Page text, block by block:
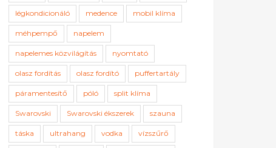
légkondicionáló medence mobil klíma
méhpempő napelem
napelemes közvilágítás nyomtató
olasz fordítás olasz fordító puffertartály
páramentesítő póló split klíma
Swarovski Swarovski ékszerek szauna
táska ultrahang vodka vízszűrő